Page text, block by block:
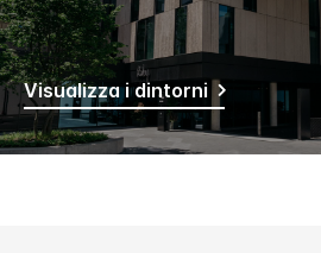
Visualizza i dintorni